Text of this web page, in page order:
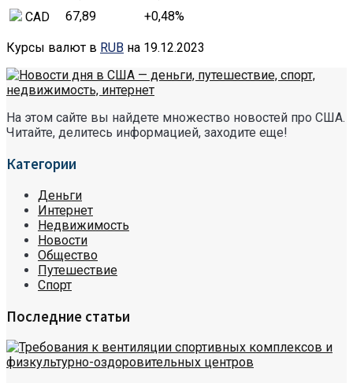
CAD
67,89 +0,48%
Курсы валют в RUB на 19.12.2023
На этом сайте вы найдете множество новостей про США.
Читайте, делитесь информацией, заходите еще!
Категории
Деньги
Интернет
Недвижимость
Новости
Общество
Путешествие
Спорт
Последние статьи